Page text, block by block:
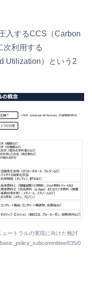
入するCCS（Carbon
次利用する
Utilization）という2
ートラルの実現に向けた検討
035/0